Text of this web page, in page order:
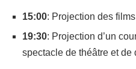
15:00: Projection des films
19:30: Projection d’un
spectacle de théâtre et de